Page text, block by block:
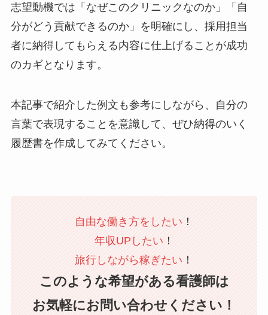
志望動機では「なぜこのクリニックなのか」「自
分がどう貢献できるのか」を明確にし、採用担当
者に納得してもらえる内容に仕上げることが成功
のカギとなります。
本記事で紹介した例文も参考にしながら、自分の
言葉で表現することを意識して、ぜひ納得のいく
履歴書を作成してみてください。
自由な働き方をしたい ！
年収UPしたい ！
旅行しながら稼ぎたい ！
このような希望がある看護師は
お気軽にお問い合わせください！